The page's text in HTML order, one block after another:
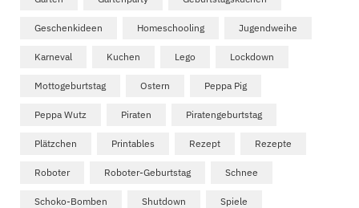
Geschenkideen Homeschooling Jugendweihe
Karneval Kuchen Lego Lockdown
Mottogeburtstag Ostern Peppa Pig
Peppa Wutz Piraten Piratengeburtstag
Plätzchen Printables Rezept Rezepte
Roboter Roboter-Geburtstag Schnee
Schoko-Bomben Shutdown Spiele